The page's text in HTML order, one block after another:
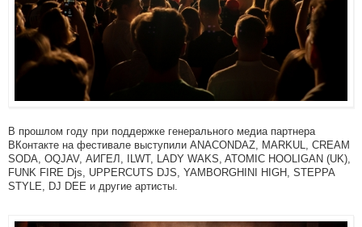
В прошлом году при поддержке генерального медиа партнера
ВКонтакте на фестивале выступили ANACONDAZ, MARKUL, CREAM
SODA, OQJAV, АИГЕЛ, ILWT, LADY WAKS, ATOMIC HOOLIGAN (UK),
FUNK FIRE Djs, UPPERCUTS DJS, YAMBORGHINI HIGH, STEPPA
STYLE, DJ DEE и другие артисты.